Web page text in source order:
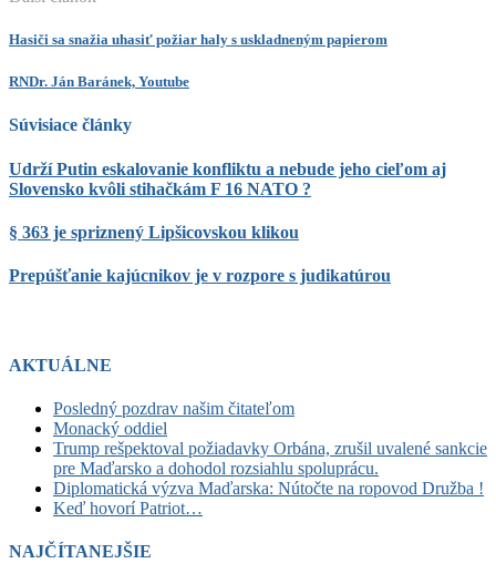
Hasiči sa snažia uhasiť požiar haly s uskladneným papierom
RNDr. Ján Baránek, Youtube
Súvisiace články
Udrží Putin eskalovanie konfliktu a nebude jeho cieľom aj
Slovensko kvôli stihačkám F 16 NATO ?
§ 363 je spriznený Lipšicovskou klikou
Prepúšťanie kajúcnikov je v rozpore s judikatúrou
AKTUÁLNE
Posledný pozdrav našim čitateľom
Monacký oddiel
Trump rešpektoval požiadavky Orbána, zrušil uvalené sankcie
pre Maďarsko a dohodol rozsiahlu spoluprácu.
Diplomatická výzva Maďarska: Nútočte na ropovod Družba !
Keď hovorí Patriot…
NAJČÍTANEJŠIE